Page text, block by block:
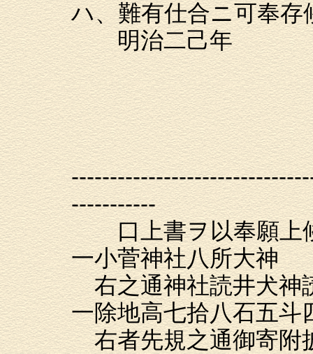
ハ、難有仕合ニ可奉存
明治二己年
小菅山
改名
同愛
高
-----------
口上書ヲ以奉願上
一小菅神社八所大神
右之通神社読井犬神
一除地高七拾八石五斗
右者先規之通御寄附